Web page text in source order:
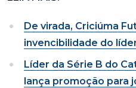
De virada, Criciúma
invencibilidade do
Líder da Série B do
lança promoção para